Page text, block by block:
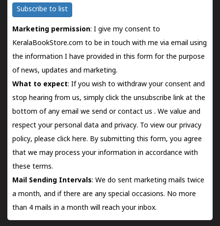
Subscribe to list
Marketing permission: I give my consent to
KeralaBookStore.com to be in touch with me via email using
the information I have provided in this form for the purpose
of news, updates and marketing.
What to expect: If you wish to withdraw your consent and
stop hearing from us, simply click the unsubscribe link at the
bottom of any email we send orcontact us . We value and
respect your personal data and privacy. To view our privacy
policy, please click here. By submitting this form, you agree
that we may process your information in accordance with
these terms.
Mail Sending Intervals: We do sent marketing mails twice
a month, and if there are any special occasions. No more
than 4 mails in a month will reach your inbox.